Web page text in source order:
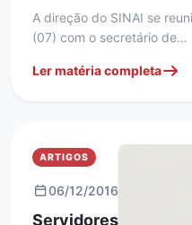
A direção do SINAI se
(07) com o secretário de…
Ler matéria completa
ARTIGOS
06/12/2016
Servidores